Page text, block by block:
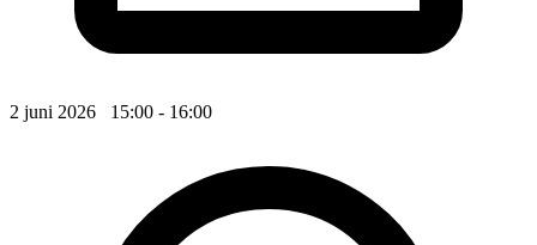
2 juni 2026 15:00 - 16:00